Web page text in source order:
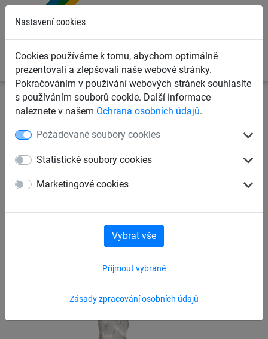
Nastavení cookies
Cookies používáme k tomu, abychom optimálně
prezentovali a zlepšovali naše webové stránky.
Pokračováním v používání webových stránek souhlasíte
s používáním souborů cookie. Další informace
naleznete v našem Ochrana osobních údajů.
Požadované soubory cookies
Statistické soubory cookies
Marketingové cookies
Zásady zpracování osobních údajů
Přijmout vybrané
Vybrat vše
Sportovní sítě Ochranné sítě na míče
Ochranné sítě v
Ochranná síť bezuzlová PP 6
mm, oko 100 mm